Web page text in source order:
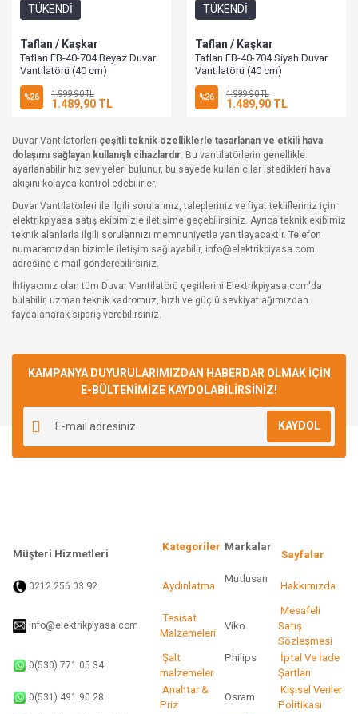
TÜKENDİ
Taflan / Kaşkar
Taflan FB-40-704 Beyaz Duvar
Vantilatörü (40 cm)
%26 1.999,90 TL
1.489,90 TL
TÜKENDİ
Taflan / Kaşkar
Taflan FB-40-704 Siyah Duvar
Vantilatörü (40 cm)
%26 1.999,90 TL
1.489,90 TL
Duvar Vantilatörleri çeşitli teknik özelliklerle tasarlanan ve etkili hava
dolaşımı sağlayan kullanışlı cihazlardır. Bu vantilatörlerin genellikle
ayarlanabilir hız seviyeleri bulunur, bu sayede kullanıcılar istedikleri hava
akışını kolayca kontrol edebilirler.
Duvar Vantilatörleri ile ilgili sorularınız, talepleriniz ve fiyat teklifleriniz için
elektrikpiyasa satış ekibimizle iletişime geçebilirsiniz. Ayrıca teknik ekibimiz
teknik alanlarla ilgili sorularınızı memnuniyetle yanıtlayacaktır. Telefon
numaramızdan bizimle iletişim sağlayabilir, info@elektrikpiyasa.com
adresine e-mail gönderebilirsiniz.
İhtiyacınız olan tüm Duvar Vantilatörü çeşitlerini Elektrikpiyasa.com'da
bulabilir, uzman teknik kadromuz, hızlı ve güçlü sevkiyat ağımızdan
faydalanarak sipariş verebilirsiniz.
KAMPANYA DUYURULARIMIZDAN HABERDAR OLMAK İÇİN
E-BÜLTENİMİZE KAYDOLABİLİRSİNİZ!
KAYDOL
Müşteri Hizmetleri
Kategoriler Markalar
Sayfalar
0212 256 03 92 Aydınlatma
Mutlusan
Hakkımızda
info@elektrikpiyasa.com
Tesisat
Malzemeleri
Viko
Mesafeli
Satış
Sözleşmesi
0(530) 771 05 34
Şalt
malzemeler
Philips
İptal Ve İade
Şartları
0(531) 491 90 28
Anahtar &
Priz
Osram
Kişisel Veriler
Politikası